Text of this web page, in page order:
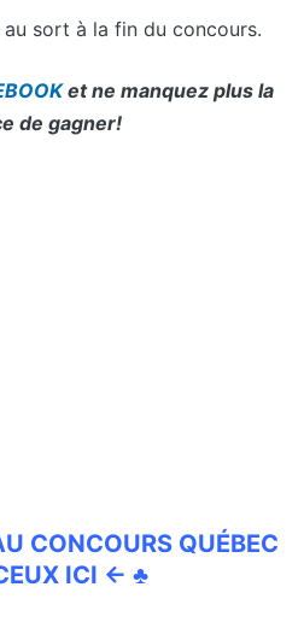
sort à la fin du concours.
et ne manquez plus la
de gagner!
CONCOURS QUÉBEC
ICI ← ♣